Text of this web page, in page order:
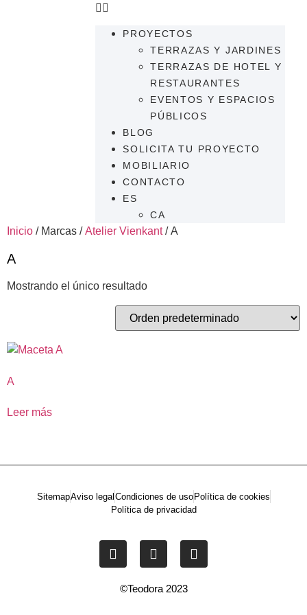
PROYECTOS
TERRAZAS Y JARDINES
TERRAZAS DE HOTEL Y
RESTAURANTES
EVENTOS Y ESPACIOS
PÚBLICOS
BLOG
SOLICITA TU PROYECTO
MOBILIARIO
CONTACTO
ES
CA
Inicio / Marcas /Atelier Vienkant/ A
A
Mostrando el único resultado
A
Leer más
SitemapAviso legal Condiciones de uso Política de cookies
Política de privacidad
©Teodora 2023